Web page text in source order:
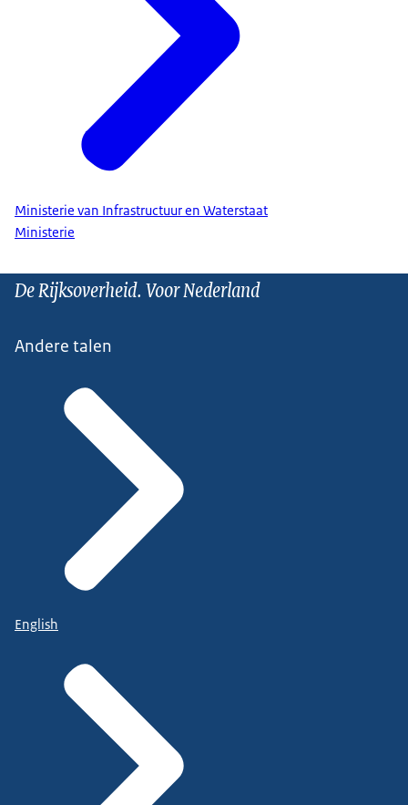
Ministerie van Infrastructuur en Waterstaat
Ministerie
De Rijksoverheid. Voor Nederland
Andere talen
English